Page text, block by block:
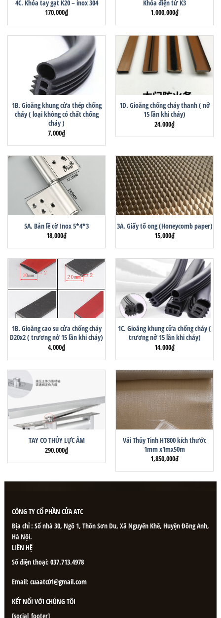
4C. Khóa tay gạt K20 – inox 304
170,000₫
Khóa điện tử K3
1,000,000₫
1B. Gioăng khung cửa thép chống
cháy ( loại không có chất chống
cháy )
7,000₫
1D. Gioăng chống cháy thanh ( nở
15 lần khi cháy)
24,000₫
5A. Bản lề cờ Inox 5*4*3
18,000₫
3A. Giấy tổ ong (Honeycomb paper)
15,000₫
1B. Gioăng cao su cửa chống cháy
D20x2 ( trương nở 15 lần khi cháy)
4,000₫
1C. Gioăng khung cửa chống cháy (
trương nở 15 lần khi cháy)
14,000₫
TAY CO THỦY LỰC ÂM
290,000₫
Vải Thủy Tinh HT800 kích thước
1mm x1mx50m
1,850,000₫
CÔNG TY CỔ PHẦN CỬA ATC
Địa chỉ : Số nhà 30, Ngõ 1, Thôn Sơn Du, Xã Nguyên Khê, Huyện Đông Anh,
Hà Nội.
LIÊN HỆ
Số điện thoại: 037.713.4978
Email: cuaatc01@gmail.com
KẾT NỐI VỚI CHÚNG TÔI
[social_footer]